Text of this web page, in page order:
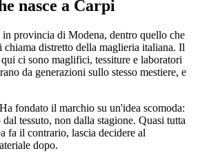
nasce a Carpi
in provincia di Modena, dentro quello che
chiama distretto della maglieria italiana. Il
ci sono maglifici, tessiture e laboratori
da generazioni sullo stesso mestiere, e
fondato il marchio su un'idea scomoda:
tessuto, non dalla stagione. Quasi tutta
fa il contrario, lascia decidere al
dopo.